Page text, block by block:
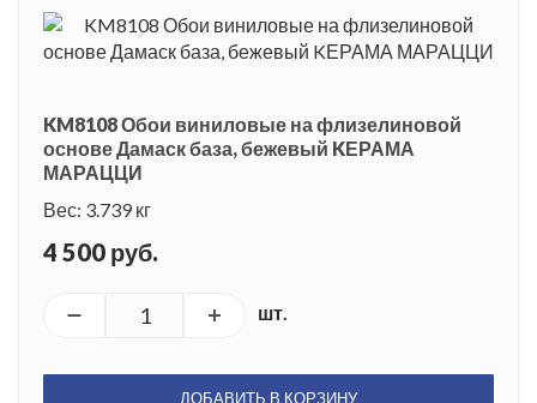
KM8108 Обои виниловые на флизелиновой
основе Дамаск база, бежевый KЕРАМА
МАРАЦЦИ
Вес: 3.739 кг
4 500 руб.
шт.
ДОБАВИТЬ В КОРЗИНУ